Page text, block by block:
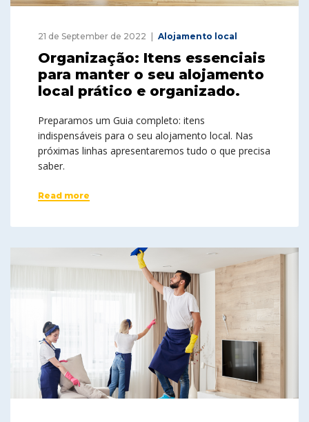
21 de September de 2022 Alojamento local
Organização: Itens essenciais
para manter o seu alojamento
local prático e organizado.
Preparamos um Guia completo: itens
indispensáveis para o seu alojamento local. Nas
próximas linhas apresentaremos tudo o que precisa
saber.
Read more